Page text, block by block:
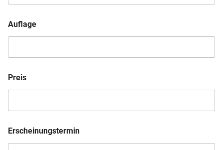
Auflage
Preis
Erscheinungstermin